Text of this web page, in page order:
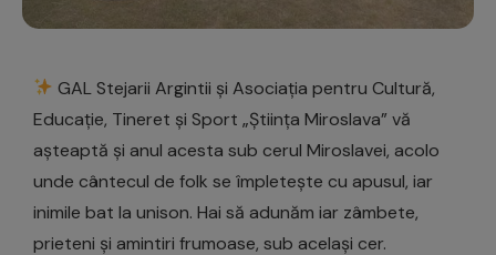
GAL Stejarii Argintii și Asociația pentru Cultură,
Educație, Tineret și Sport „Știința Miroslava” vă
așteaptă și anul acesta sub cerul Miroslavei, acolo
unde cântecul de folk se împletește cu apusul, iar
inimile bat la unison. Hai să adunăm iar zâmbete,
prieteni și amintiri frumoase, sub același cer.